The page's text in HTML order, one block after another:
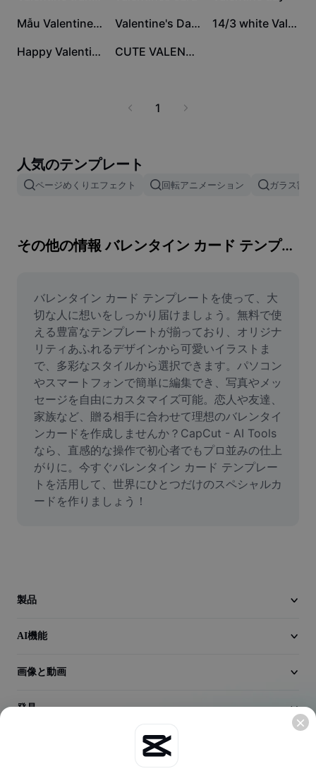
画像結合
画像サイズ変更
ミームジェネレーター
AI Text Remover
AI People Remover
AI Inpainting
Face Cutout
動画
動画背景削除
動画コンバーター
331 Mẫu Valentine Day 329 Valentine's Day 14/2 328 14/3 white Valentine
246 Happy Valentine Day 172 CUTE VALENTINESDAY
1
人気のテンプレート
ページめくりエフェクト 回転アニメーション ガラス割
その他の情報 バレンタイン カード テンプレート
バレンタイン カード テンプレートを使って、大
切な人に想いをしっかり届けましょう。無料で使
える豊富なテンプレートが揃っており、オリジナ
リティあふれるデザインから可愛いイラストま
で、多彩なスタイルから選択できます。パソコン
やスマートフォンで簡単に編集でき、写真やメッ
セージを自由にカスタマイズ可能。恋人や友達、
家族など、贈る相手に合わせて理想のバレンタイ
ンカードを作成しませんか？CapCut - AI Tools
なら、直感的な操作で初心者でもプロ並みの仕上
がりに。今すぐバレンタイン カード テンプレー
トを活用して、世界にひとつだけのスペシャルカ
ードを作りましょう！
製品
AI機能
画像と動画
発見